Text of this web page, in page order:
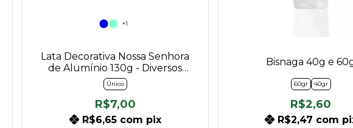
+1
Lata Decorativa Nossa Senhora
de Alumínio 130g - Diversos
Modelos
Único
R$7,00
R$6,65 com pix
Bisnaga 40g e
60gr 40gr
R$2,60
R$2,47 com